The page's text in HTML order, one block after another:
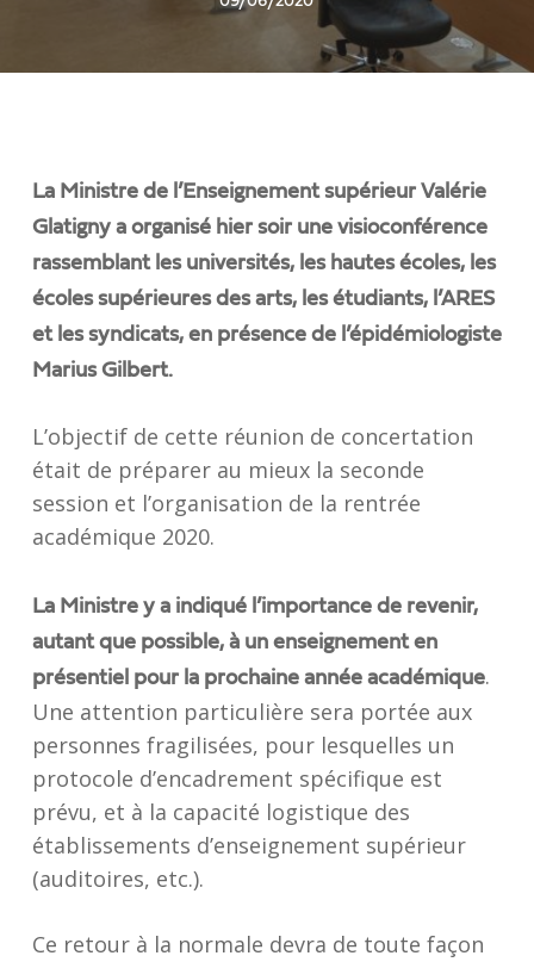
La Ministre de l’Enseignement supérieur Valérie
Glatigny a organisé hier soir une visioconférence
rassemblant les universités, les hautes écoles, les
écoles supérieures des arts, les étudiants, l’ARES
et les syndicats, en présence de l’épidémiologiste
Marius Gilbert.
L’objectif de cette réunion de concertation
était de préparer au mieux la seconde
session et l’organisation de la rentrée
académique 2020.
La Ministre y a indiqué l’importance de revenir,
autant que possible, à un enseignement en
présentiel pour la prochaine année académique.
Une attention particulière sera portée aux
personnes fragilisées, pour lesquelles un
protocole d’encadrement spécifique est
prévu, et à la capacité logistique des
établissements d’enseignement supérieur
(auditoires, etc.).
Ce retour à la normale devra de toute façon